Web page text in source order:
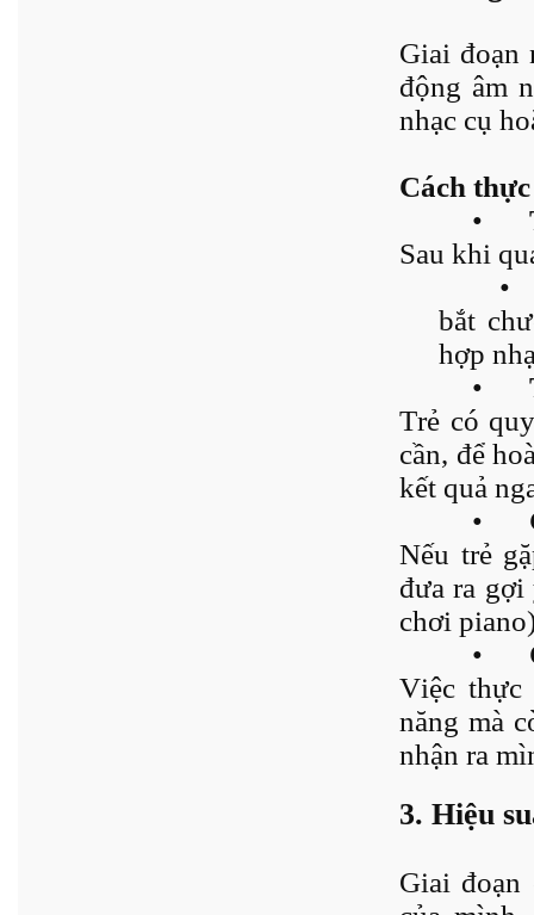
Giai đoạn
động âm
nhạc cụ
Cách
•
Sau khi
•
bắt
hợp
•
Trẻ có
cần, để
kết quả
•
Nếu trẻ
đưa ra gợi
chơi
•
Việc thực
năng mà
nhận ra
3. Hiệu
Giai đoạn